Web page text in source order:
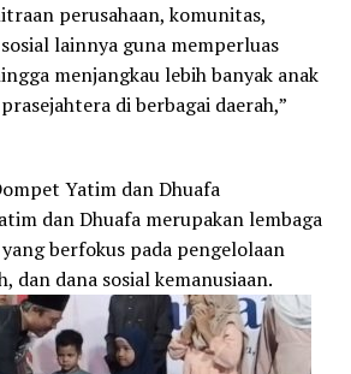
perusahaan, komunitas,
lainnya guna memperluas
menjangkau lebih banyak anak
di berbagai daerah,”
Yatim dan Dhuafa
dan Dhuafa merupakan lembaga
berfokus pada pengelolaan
dan dana sosial kemanusiaan.